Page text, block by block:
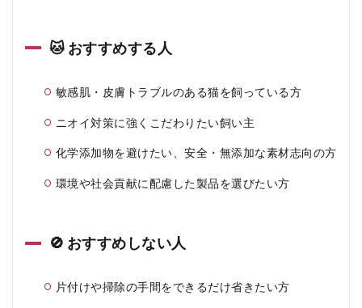
🐱 おすすめする人
敏感肌・皮膚トラブルのある猫を飼っている方
ニオイ対策に強くこだわりたい飼い主
化学添加物を避けたい、安全・無添加な素材志向の方
環境や社会貢献に配慮した製品を選びたい方
🚫 おすすめしない人
片付けや掃除の手間をできるだけ省きたい方